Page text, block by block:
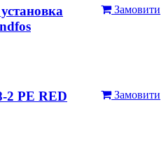
Замовити
Замовити
2 РЕ RED